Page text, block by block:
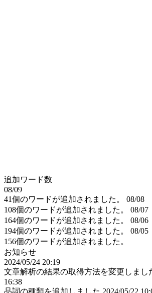
追加ワード数
08/09
41個のワードが追加されました。
08/08
108個のワードが追加されました。
08/07
164個のワードが追加されました。
08/06
194個のワードが追加されました。
08/05
156個のワードが追加されました。
お知らせ
2024/05/24 20:19
文章解析の結果の取得方法を変更しまし
16:38
品詞の種類を追加しました 2024/05/22